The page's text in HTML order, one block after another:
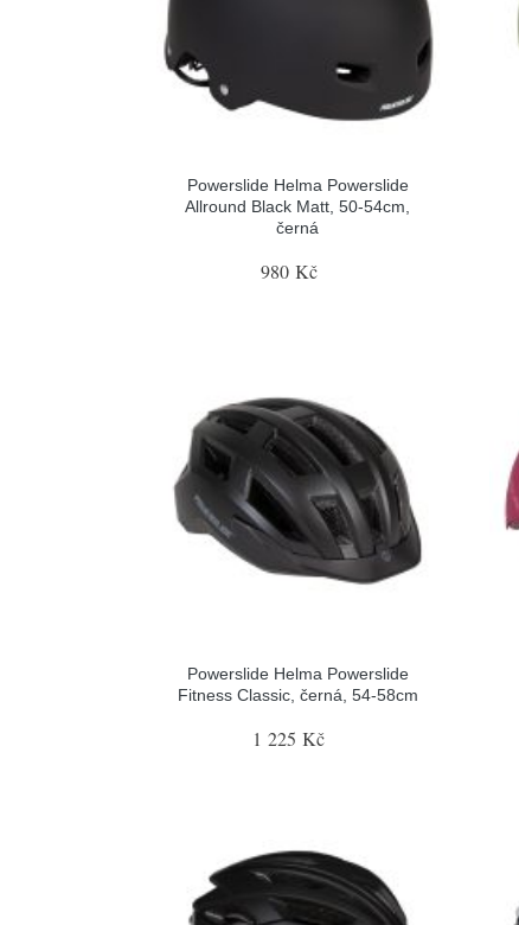
Powerslide Helma Powerslide
Allround Black Matt, 50-54cm,
černá
980 Kč
Powerslide Helma Powerslide
Fitness Classic, černá, 54-58cm
1 225 Kč